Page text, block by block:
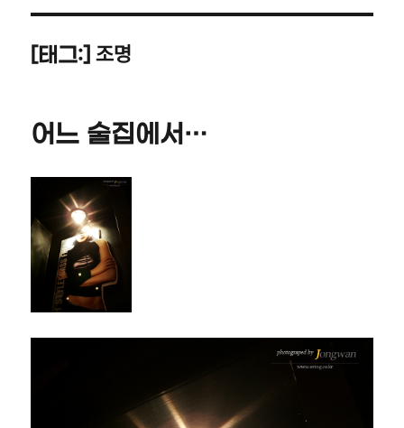
[태그:]조명
어느 술집에서…